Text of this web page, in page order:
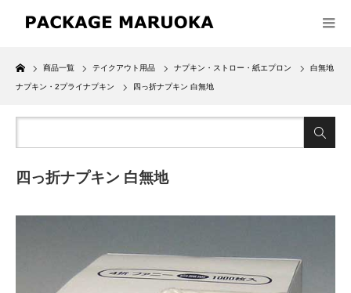
Home
商品一覧 テイクアウト用品 ナプキン・ストロー・紙エプロン 白無地
ナプキン・2プライナプキン 四っ折ナプキン 白無地
四っ折ナプキン 白無地